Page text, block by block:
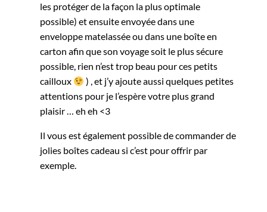
les protéger de la façon la plus optimale
possible) et ensuite envoyée dans une
enveloppe matelassée ou dans une boîte en
carton afin que son voyage soit le plus sécure
possible, rien n’est trop beau pour ces petits
cailloux
) , et j’y ajoute aussi quelques petites
attentions pour je l’espère votre plus grand
plaisir … eh eh <3
Il vous est également possible de commander de
jolies boîtes cadeau si c’est pour offrir par
exemple.